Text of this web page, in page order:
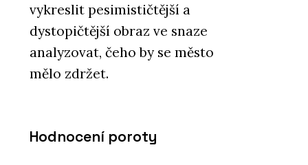
vykreslit pesimističtější a
dystopičtější obraz ve snaze
analyzovat, čeho by se město
mělo zdržet.
Hodnocení poroty